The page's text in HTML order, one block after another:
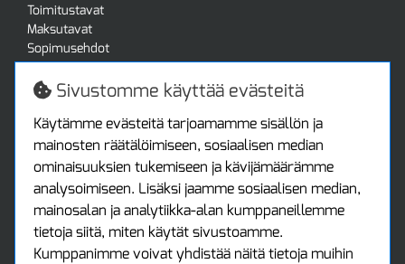
Toimitustavat
Maksutavat
Sopimusehdot
Turvallista ostamista
Jälleenmyyjille
Tax free / verovapaa myynti
Asiakastilini
Asiakastili
Luo tili
Kirjaudu sisään
Ota yhteyttä
Protools Oy
Sivustomme käyttää evästeitä
Käytämme evästeitä tarjoamamme sisällön ja
mainosten räätälöimiseen, sosiaalisen median
ominaisuuksien tukemiseen ja kävijämäärämme
analysoimiseen. Lisäksi jaamme sosiaalisen median,
mainosalan ja analytiikka-alan kumppaneillemme
tietoja siitä, miten käytät sivustoamme.
Kumppanimme voivat yhdistää näitä tietoja muihin